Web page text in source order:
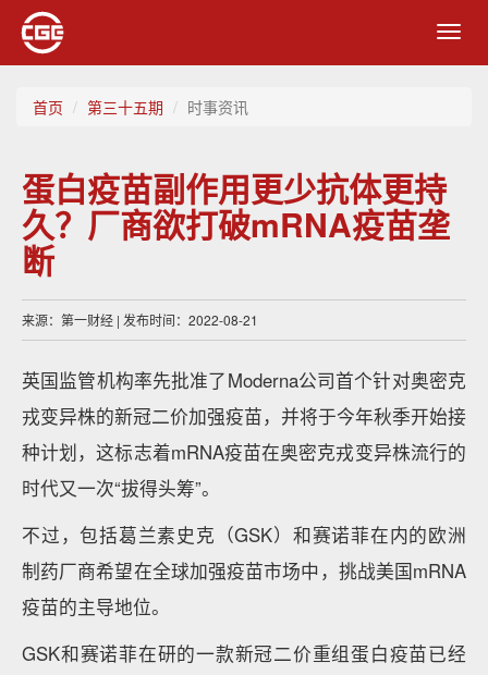
首页 第三十五期 时事资讯
蛋白疫苗副作用更少抗体更持
久？厂商欲打破mRNA疫苗垄
断
来源：第一财经 | 发布时间：2022-08-21
英国监管机构率先批准了Moderna公司首个针对奥密克
戎变异株的新冠二价加强疫苗，并将于今年秋季开始接
种计划，这标志着mRNA疫苗在奥密克戎变异株流行的
时代又一次“拔得头筹”。
不过，包括葛兰素史克（GSK）和赛诺菲在内的欧洲
制药厂商希望在全球加强疫苗市场中，挑战美国mRNA
疫苗的主导地位。
GSK和赛诺菲在研的一款新冠二价重组蛋白疫苗已经